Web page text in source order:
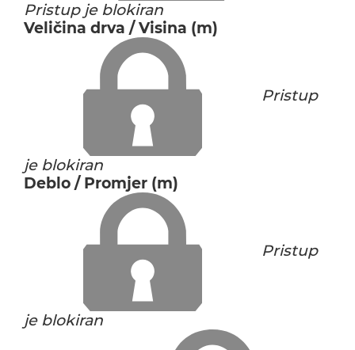
Pristup je blokiran
Veličina drva / Visina (m)
Pristup
je blokiran
Deblo / Promjer (m)
Pristup
je blokiran